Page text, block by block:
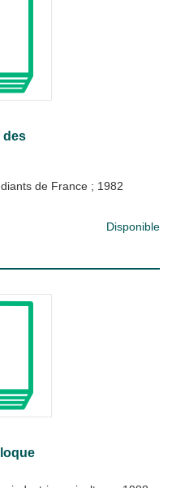
des
de France ; 1982
Disponible